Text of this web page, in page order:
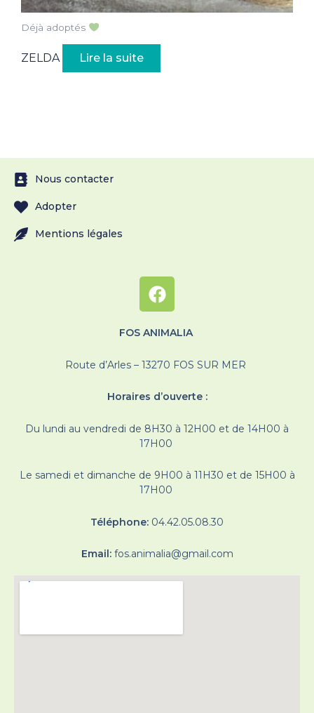
Déjà adoptés
ZELDA Lire la suite
Nous contacter
Adopter
Mentions légales
FOS ANIMALIA
Route d’Arles – 13270 FOS SUR MER
Horaires d’ouverte :
Du lundi au vendredi de 8H30 à 12H00 et de 14H00 à
17H00
Le samedi et dimanche de 9H00 à 11H30 et de 15H00 à
17H00
Téléphone: 04.42.05.08.30
Email: fos.animalia@gmail.com